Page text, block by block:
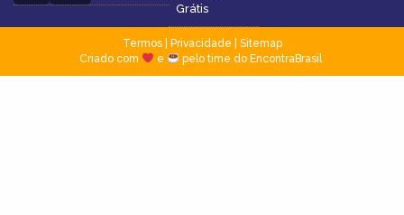
Grátis
Termos| Privacidade
Sitemap
Criado com
e pelo time do EncontraBrasil